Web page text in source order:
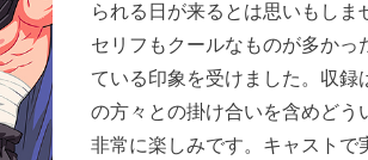
られる日が来るとは思いもし
セリフもクールなものが多か
ている印象を受けました。収録
の方々との掛け合いを含めどう
非常に楽しみです。キャストで